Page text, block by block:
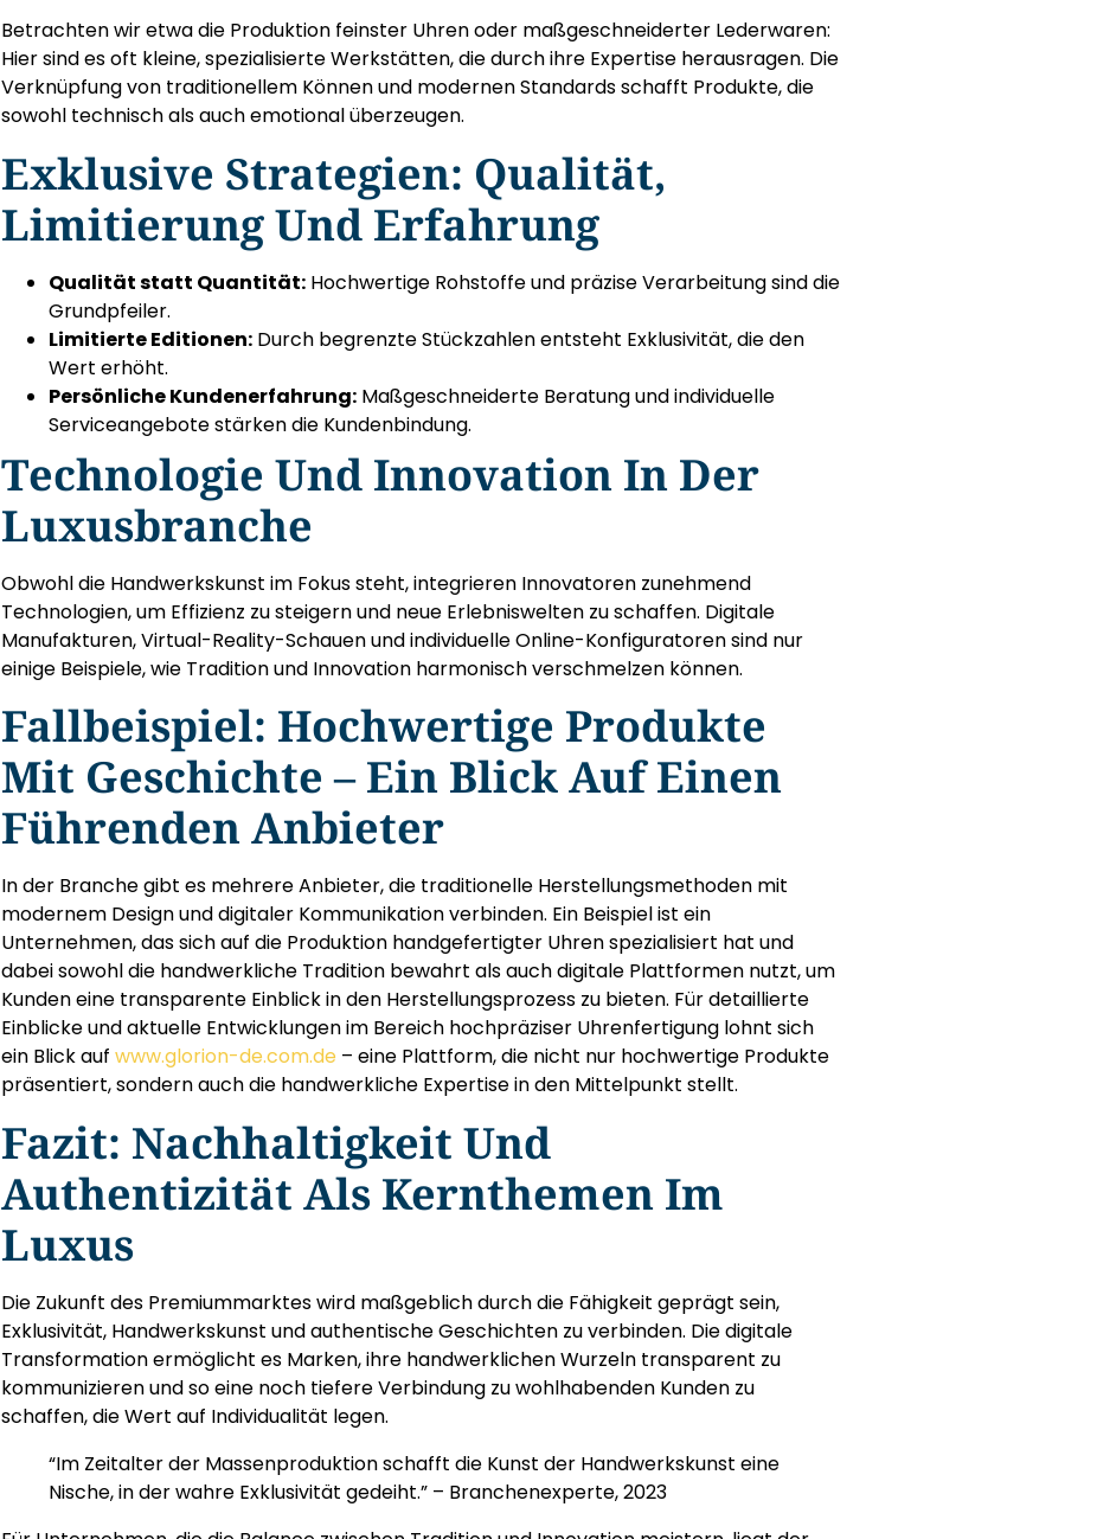
Betrachten wir etwa die Produktion feinster Uhren oder maßgeschneiderter Lederwaren:
Hier sind es oft kleine, spezialisierte Werkstätten, die durch ihre Expertise herausragen. Die
Verknüpfung von traditionellem Können und modernen Standards schafft Produkte, die
sowohl technisch als auch emotional überzeugen.
Exklusive Strategien: Qualität,
Limitierung Und Erfahrung
Qualität statt Quantität: Hochwertige Rohstoffe und präzise Verarbeitung sind die
Grundpfeiler.
Limitierte Editionen: Durch begrenzte Stückzahlen entsteht Exklusivität, die den
Wert erhöht.
Persönliche Kundenerfahrung: Maßgeschneiderte Beratung und individuelle
Serviceangebote stärken die Kundenbindung.
Technologie Und Innovation In Der
Luxusbranche
Obwohl die Handwerkskunst im Fokus steht, integrieren Innovatoren zunehmend
Technologien, um Effizienz zu steigern und neue Erlebniswelten zu schaffen. Digitale
Manufakturen, Virtual-Reality-Schauen und individuelle Online-Konfiguratoren sind nur
einige Beispiele, wie Tradition und Innovation harmonisch verschmelzen können.
Fallbeispiel: Hochwertige Produkte
Mit Geschichte – Ein Blick Auf Einen
Führenden Anbieter
In der Branche gibt es mehrere Anbieter, die traditionelle Herstellungsmethoden mit
modernem Design und digitaler Kommunikation verbinden. Ein Beispiel ist ein
Unternehmen, das sich auf die Produktion handgefertigter Uhren spezialisiert hat und
dabei sowohl die handwerkliche Tradition bewahrt als auch digitale Plattformen nutzt, um
Kunden eine transparente Einblick in den Herstellungsprozess zu bieten. Für detaillierte
Einblicke und aktuelle Entwicklungen im Bereich hochpräziser Uhrenfertigung lohnt sich
ein Blick auf www.glorion-de.com.de – eine Plattform, die nicht nur hochwertige Produkte
präsentiert, sondern auch die handwerkliche Expertise in den Mittelpunkt stellt.
Fazit: Nachhaltigkeit Und
Authentizität Als Kernthemen Im
Luxus
Die Zukunft des Premiummarktes wird maßgeblich durch die Fähigkeit geprägt sein,
Exklusivität, Handwerkskunst und authentische Geschichten zu verbinden. Die digitale
Transformation ermöglicht es Marken, ihre handwerklichen Wurzeln transparent zu
kommunizieren und so eine noch tiefere Verbindung zu wohlhabenden Kunden zu
schaffen, die Wert auf Individualität legen.
“Im Zeitalter der Massenproduktion schafft die Kunst der Handwerkskunst eine
Nische, in der wahre Exklusivität gedeiht.” – Branchenexperte, 2023